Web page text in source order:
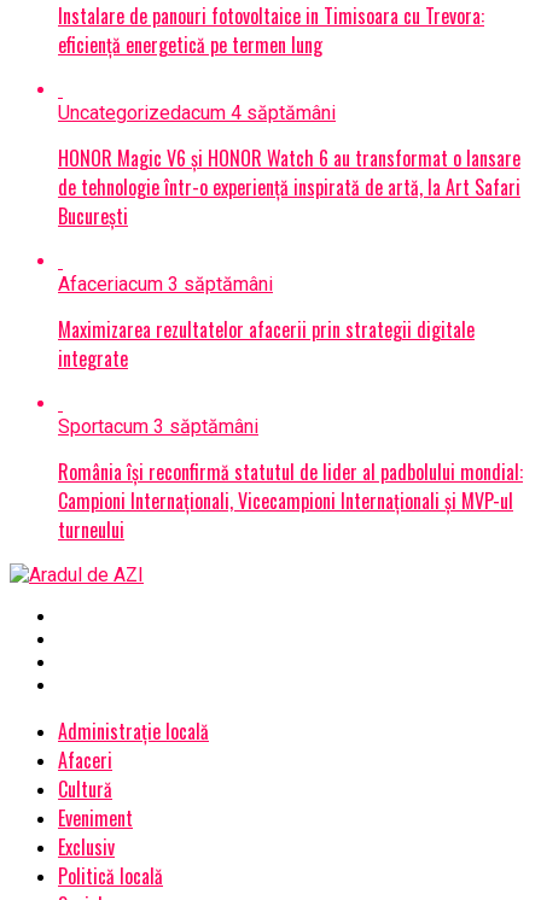
Instalare de panouri fotovoltaice in Timisoara cu Trevora:
eficiență energetică pe termen lung
Uncategorizedacum 4 săptămâni
HONOR Magic V6 și HONOR Watch 6 au transformat o lansare
de tehnologie într-o experiență inspirată de artă, la Art Safari
București
Afaceriacum 3 săptămâni
Maximizarea rezultatelor afacerii prin strategii digitale
integrate
Sportacum 3 săptămâni
România își reconfirmă statutul de lider al padbolului mondial:
Campioni Internaționali, Vicecampioni Internaționali și MVP-ul
turneului
Administrație locală
Afaceri
Cultură
Eveniment
Exclusiv
Politică locală